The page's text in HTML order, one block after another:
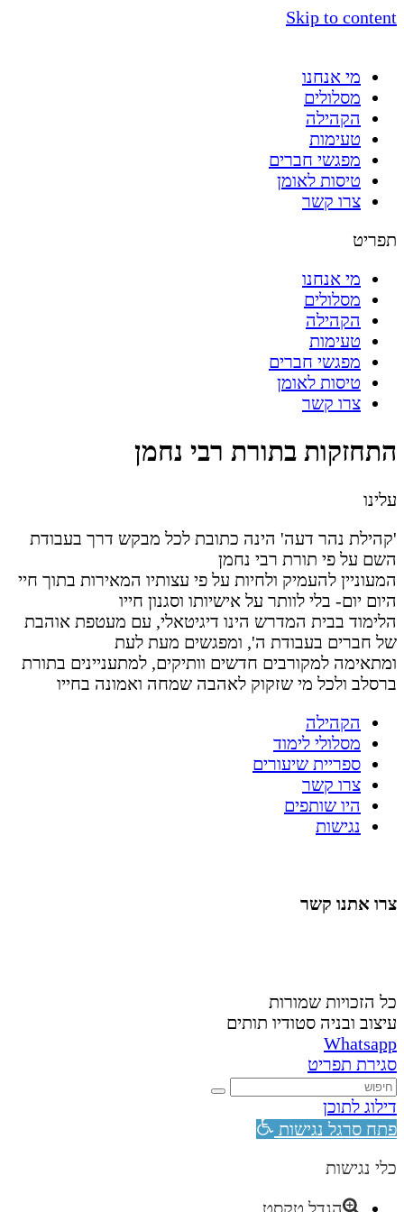
Skip to content
מי אנחנו
מסלולים
הקהילה
טעימות
מפגשי חברים
טיסות לאומן
צרו קשר
תפריט
מי אנחנו
מסלולים
הקהילה
טעימות
מפגשי חברים
טיסות לאומן
צרו קשר
התחזקות בתורת רבי נחמן
עלינו
'קהילת נהר דעה' הינה כתובת לכל מבקש דרך בעבודת
השם על פי תורת רבי נחמן
המעוניין להעמיק ולחיות על פי עצותיו המאירות בתוך חיי
היום יום- בלי לוותר על אישיותו וסגנון חייו
הלימוד בבית המדרש הינו דיגיטאלי, עם מעטפת אוהבת
של חברים בעבודת ה', ומפגשים מעת לעת
ומתאימה למקורבים חדשים וותיקים, למתעניינים בתורת
ברסלב ולכל מי שזקוק לאהבה שמחה ואמונה בחייו
הקהילה
מסלולי לימוד
ספריית שיעורים
צרו קשר
היו שותפים
נגישות
צרו אתנו קשר
כל הזכויות שמורות
עיצוב ובניה סטודיו תותים
Whatsapp
סגירת תפריט
דילוג לתוכן
פתח סרגל נגישות
כלי נגישות